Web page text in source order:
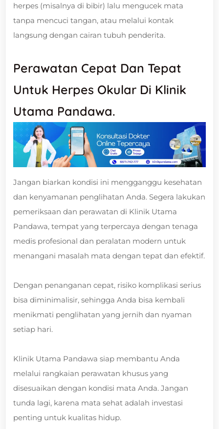
herpes (misalnya di bibir) lalu mengucek mata
tanpa mencuci tangan, atau melalui kontak
langsung dengan cairan tubuh penderita.
Perawatan Cepat Dan Tepat
Untuk Herpes Okular Di Klinik
Utama Pandawa.
Jangan biarkan kondisi ini mengganggu kesehatan
dan kenyamanan penglihatan Anda. Segera lakukan
pemeriksaan dan perawatan di Klinik Utama
Pandawa, tempat yang terpercaya dengan tenaga
medis profesional dan peralatan modern untuk
menangani masalah mata dengan tepat dan efektif.
Dengan penanganan cepat, risiko komplikasi serius
bisa diminimalisir, sehingga Anda bisa kembali
menikmati penglihatan yang jernih dan nyaman
setiap hari.
Klinik Utama Pandawa siap membantu Anda
melalui rangkaian perawatan khusus yang
disesuaikan dengan kondisi mata Anda. Jangan
tunda lagi, karena mata sehat adalah investasi
penting untuk kualitas hidup.